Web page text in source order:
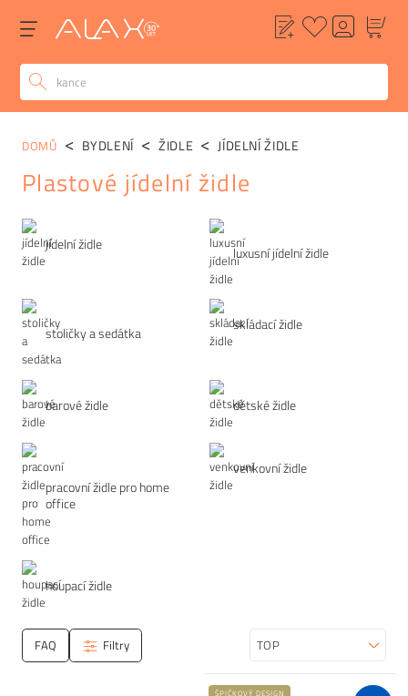
Kategorie
jídelní židle luxusní jídelní židle
stoličky a sedátka skládací židle
barové židle dětské židle
pracovní židle pro home
office
venkovní židle
houpací židle
DOMŮ BYDLENÍ ŽIDLE JÍDELNÍ ŽIDLE
Plastové jídelní židle
FAQ Filtry Seřadit
ŠPIČKOVÝ DESIGN